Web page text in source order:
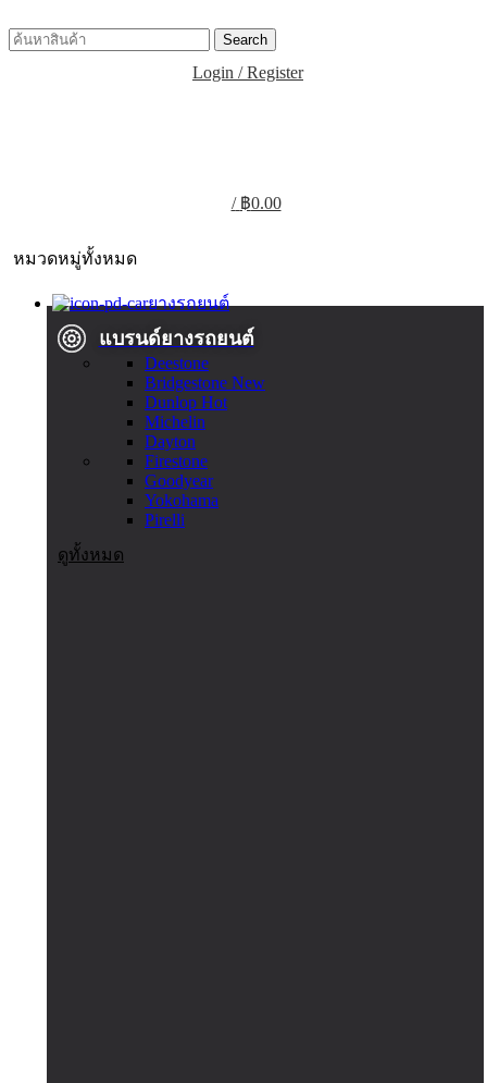
Search
Login / Register
/ ฿0.00
หมวดหมู่ทั้งหมด
ยางรถยนต์
แบรนด์ยางรถยนต์
Deestone
Bridgestone New
Dunlop Hot
Michelin
Dayton
Firestone
Goodyear
Yokohama
Pirelli
ดูทั้งหมด